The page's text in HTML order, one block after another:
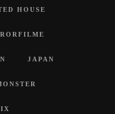
HOUSE
JAPAN